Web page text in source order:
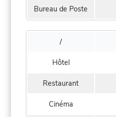
Bureau de Poste
/
Hôtel
Restaurant
Cinéma